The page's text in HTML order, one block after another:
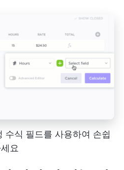
수식 필드를 사용하여 손쉽
요